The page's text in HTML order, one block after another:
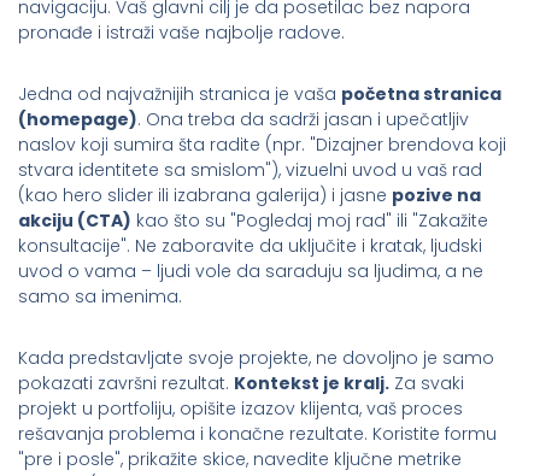
navigaciju. Vaš glavni cilj je da posetilac bez napora
pronađe i istraži vaše najbolje radove.
Jedna od najvažnijih stranica je vaša početna stranica
(homepage). Ona treba da sadrži jasan i upečatljiv
naslov koji sumira šta radite (npr. "Dizajner brendova koji
stvara identitete sa smislom"), vizuelni uvod u vaš rad
(kao hero slider ili izabrana galerija) i jasne pozive na
akciju (CTA) kao što su "Pogledaj moj rad" ili "Zakažite
konsultacije". Ne zaboravite da uključite i kratak, ljudski
uvod o vama – ljudi vole da saraduju sa ljudima, a ne
samo sa imenima.
Kada predstavljate svoje projekte, ne dovoljno je samo
pokazati završni rezultat. Kontekst je kralj. Za svaki
projekt u portfoliju, opišite izazov klijenta, vaš proces
rešavanja problema i konačne rezultate. Koristite formu
"pre i posle", prikažite skice, navedite ključne metrike